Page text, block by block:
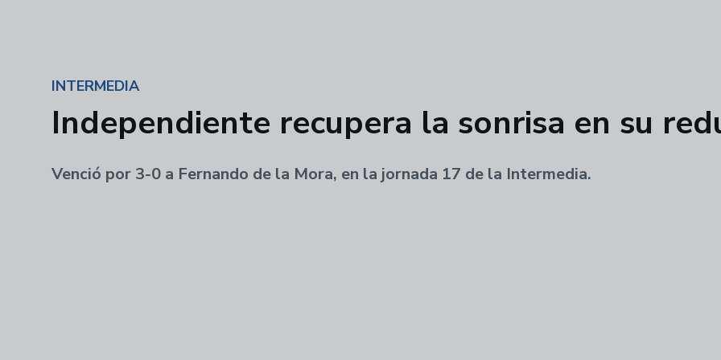
INTERMEDIA
Independiente recupera la sonrisa en su
Venció por 3-0 a Fernando de la Mora, en la jornada 17 de la Intermedia.